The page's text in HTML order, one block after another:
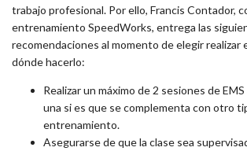
trabajo profesional. Por ello, Francis Contador,
entrenamiento SpeedWorks, entrega las
recomendaciones al momento de elegir
dónde hacerlo:
Realizar un máximo de 2 sesiones de
una si es que se complementa con otro
entrenamiento.
Asegurarse de que la clase sea